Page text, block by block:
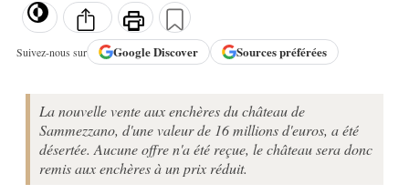
Suivez-nous sur GoogleDiscover Sources préférées
La nouvelle vente aux enchères du château de
Sammezzano, d'une valeur de 16 millions d'euros, a été
désertée. Aucune offre n'a été reçue, le château sera donc
remis aux enchères à un prix réduit.